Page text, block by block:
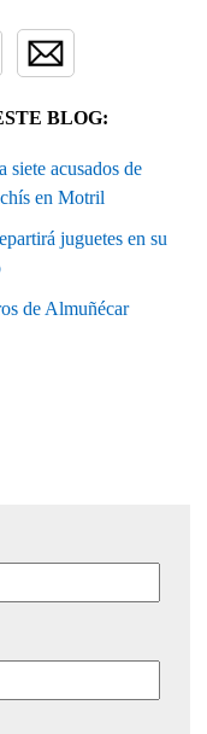
BLOG:
siete acusados de
en Motril
juguetes en su
de Almuñécar